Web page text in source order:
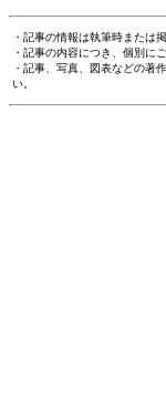
・記事の情報は執筆時または
・記事の内容につき、個別に
・記事、写真、図表などの著
い。